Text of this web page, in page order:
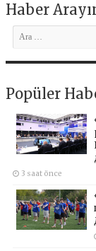
Haber
Popüler
3 saat önce